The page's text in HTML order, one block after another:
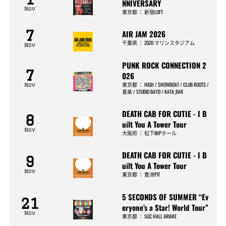
Nov NNIVERSARY
東京都 ：新宿LOFT
7
Nov
AIR JAM 2026
千葉県 ：ZOZO マリンスタジアム
7
Nov
PUNK ROCK CONNECTION 2
026
東京都 ：HIGH / SHOWBOAT / CLUB ROOTS /
喜楽 / STUDIO BAYD / KATA_BAR
8
Nov
DEATH CAB FOR CUTIE - I B
uilt You A Tower Tour
大阪府 ：松下IMPホール
9
Nov
DEATH CAB FOR CUTIE - I B
uilt You A Tower Tour
東京都 ：豊洲PIT
21
Nov
5 SECONDS OF SUMMER “Ev
eryone’s a Star! World Tour”
東京都 ：SGC HALL ARIAKE